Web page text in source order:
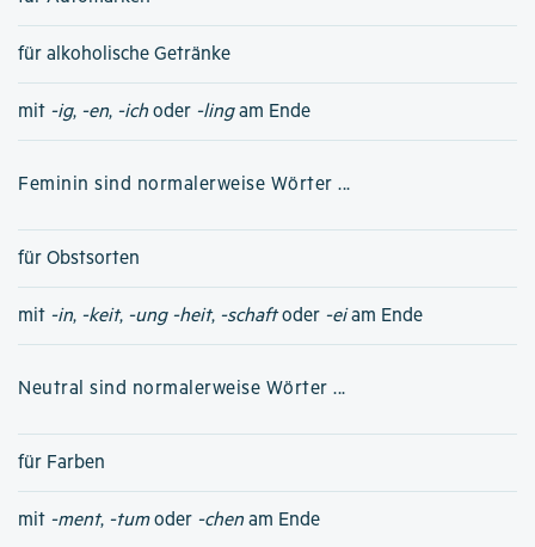
für alkoholische Getränke
mit -ig, -en, -ich oder -lingam Ende
Feminin sind normalerweise Wörter ...
für Obstsorten
mit -in, -keit, -ung -heit, -schaftoder -eiam Ende
Neutral sind normalerweise Wörter ...
für Farben
mit -ment, -tumoder -chen am Ende